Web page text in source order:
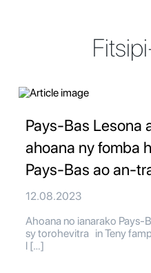
Pays-Bas Lesona
ahoana ny fomba
Pays-Bas ao an-
12.08.2023
Ahoana no ianarako
sy torohevitra in Teny
l […]